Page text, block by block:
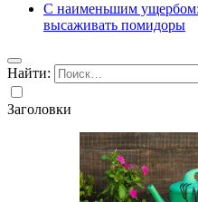
С наименьшим ущербом:
высаживать помидоры
Найти:
Заголовки